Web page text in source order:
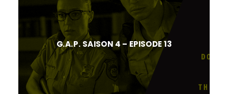
G.A.P. SAISON 4 – EPISODE 13